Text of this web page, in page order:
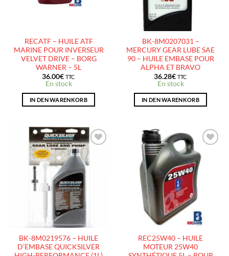
RECATF – HUILE ATF
MARINE POUR INVERSEUR
VELVET DRIVE – BORG
WARNER – 5L
36.00€ TTC
En stock
IN DEN WARENKORB
BK-8M0207031 –
MERCURY GEAR LUBE SAE
90 – HUILE EMBASE POUR
ALPHA ET BRAVO
36.28€ TTC
En stock
IN DEN WARENKORB
AJOUTER
À LA
LISTE
BK-8M0219576 – HUILE
D’EMBASE QUICKSILVER
AJOUTER
À LA
LISTE
D’ENVIES
REC25W40 – HUILE
MOTEUR 25W40